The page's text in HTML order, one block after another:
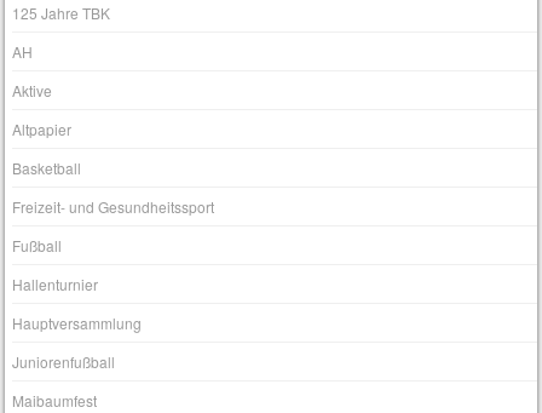
125 Jahre TBK
AH
Aktive
Altpapier
Basketball
Freizeit- und Gesundheitssport
Fußball
Hallenturnier
Hauptversammlung
Juniorenfußball
Maibaumfest